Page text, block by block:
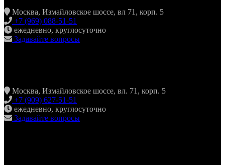
Москва, Измайловское шоссе, вл 71, корп. 5
+7 (969) 088-51-51
ежедневно, круглосуточно
Задавайте вопросы
Москва, Измайловское шоссе, вл. 71, корп. 5
+7 (909) 627-51-51
ежедневно, круглосуточно
Задавайте вопросы